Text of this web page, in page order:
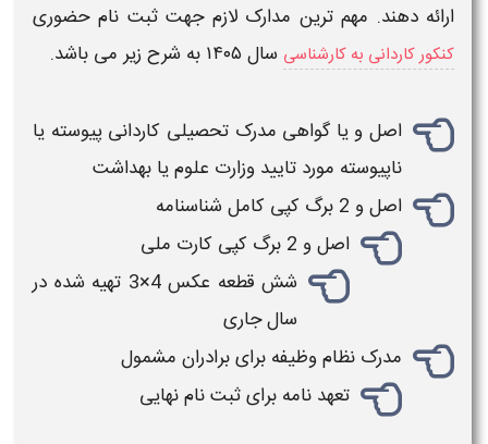
ارائه دهند. مهم ترین مدارک لازم جهت ثبت نام حضوری
کنکور کاردانی به کارشناسی سال ۱۴۰۵ به شرح زیر می باشد.
اصل و یا گواهی مدرک تحصیلی کاردانیپیوسته یا
ناپیوسته مورد تایید وزارت علوم یا بهداشت
اصل و 2 برگ کپی کامل شناسنامه
اصل و 2 برگ کپی کارت ملی
شش قطعه عكس 4×3 تهیه شده در
سال جاری
مدرک نظام وظیفه برای برادران مشمول
تعهد نامه برایثبت نامنهایی